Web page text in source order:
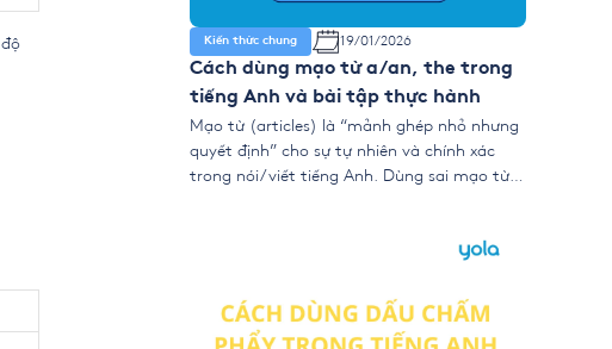
Kiến thức chung 19/01/2026
Cách dùng mạo từ a/an, the trong
tiếng Anh và bài tập thực hành
Mạo từ (articles) là “mảnh ghép nhỏ nhưng
quyết định” cho sự tự nhiên và chính xác
trong nói/viết tiếng Anh. Dùng sai mạo từ
a/an/the/Ø (zero article), ngoại lệ quan